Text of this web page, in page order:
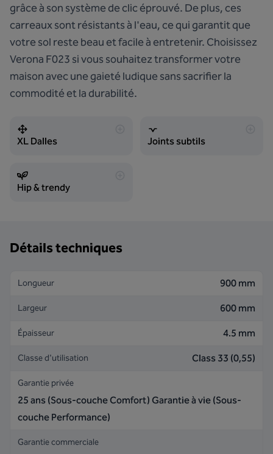
grâce à son système de clic éprouvé. De plus, ces
carreaux sont résistants à l'eau, ce qui garantit que
votre sol reste beau et facile à entretenir. Choisissez
Verona F023 si vous souhaitez transformer votre
maison avec une gaieté ludique sans sacrifier la
commodité et la durabilité.
XL Dalles Joints subtils
Hip & trendy
Détails techniques
Longueur 900 mm
Largeur 600 mm
Épaisseur 4.5 mm
Classe d'utilisation Class 33 (0,55)
Garantie privée
25 ans (Sous-couche Comfort) Garantie à vie (Sous-
couche Performance)
Garantie commerciale